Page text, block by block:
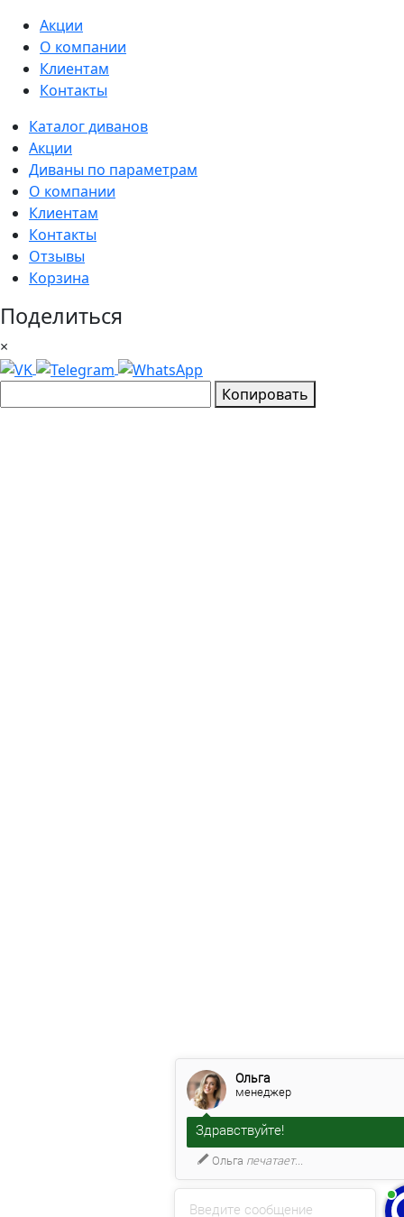
Акции
О компании
Клиентам
Контакты
Каталог диванов
Акции
Диваны по параметрам
О компании
Клиентам
Контакты
Отзывы
Корзина
Поделиться
×
Копировать
Введите сообщение
Ольга
менеджер
Здравствуйте!
Ольга печатает...